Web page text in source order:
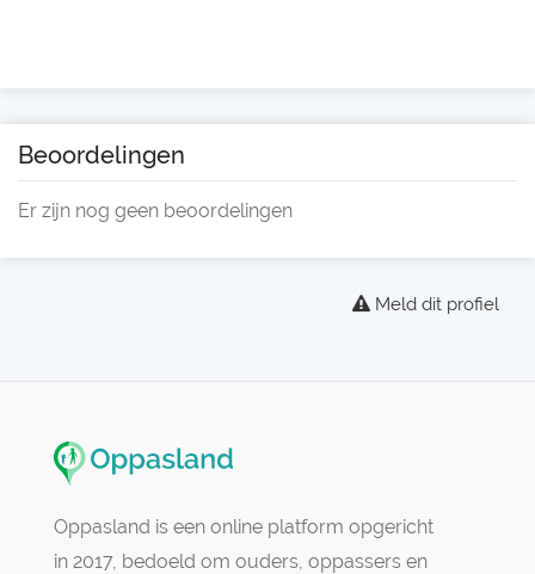
Beoordelingen
Er zijn nog geen beoordelingen
Meld dit profiel
Oppasland is een online platform opgericht
in 2017, bedoeld om ouders, oppassers en